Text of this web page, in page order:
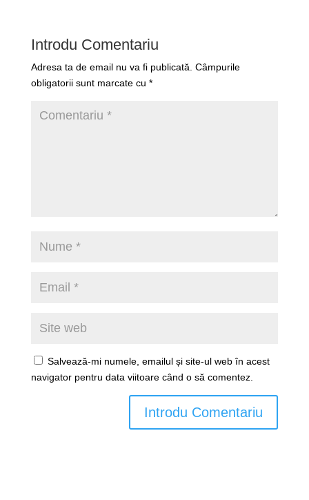
Introdu Comentariu
Adresa ta de email nu va fi publicată. Câmpurile
obligatorii sunt marcate cu *
Salvează-mi numele, emailul și site-ul web în acest
navigator pentru data viitoare când o să comentez.